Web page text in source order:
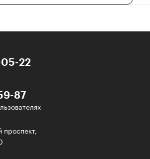
22
87
проспект,
рассылки!